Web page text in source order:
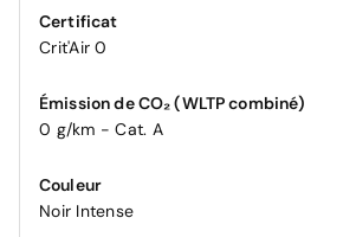
Certificat
Crit'Air 0
Émission de CO₂ (WLTP combiné)
0 g/km - Cat. A
Couleur
Noir Intense